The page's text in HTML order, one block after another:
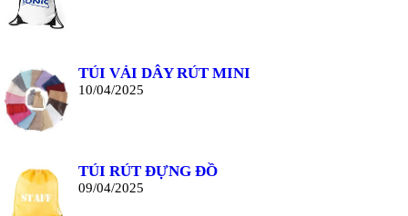
TÚI VẢI DÂY RÚT MINI
10/04/2025
TÚI RÚT ĐỰNG ĐỒ
09/04/2025